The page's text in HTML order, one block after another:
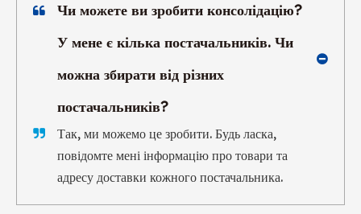
Чи можете ви зробити консолідацію?
У мене є кілька постачальників. Чи
можна збирати від різних
постачальників?
Так, ми можемо це зробити. Будь ласка,
повідомте мені інформацію про товари та
адресу доставки кожного постачальника.